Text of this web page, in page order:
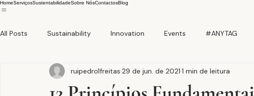
HomeServiçosSustentabilidadeSobre NósContactosBlog
All Posts Sustainability Innovation Events #ANYTAG
ruipedro1freitas 29 de jun. de 2021 1 min de leitura